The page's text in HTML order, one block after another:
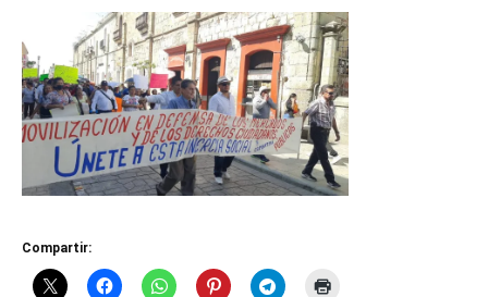
Compartir: